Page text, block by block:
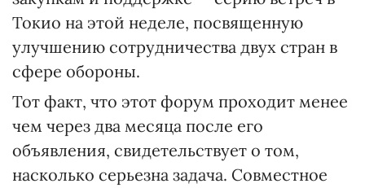
Токио на этой неделе, посвященную
улучшению сотрудничества двух стран в
сфере обороны.
Тот факт, что этот форум проходит менее
чем через два месяца после его
объявления, свидетельствует о том,
насколько серьезна задача. Совместное